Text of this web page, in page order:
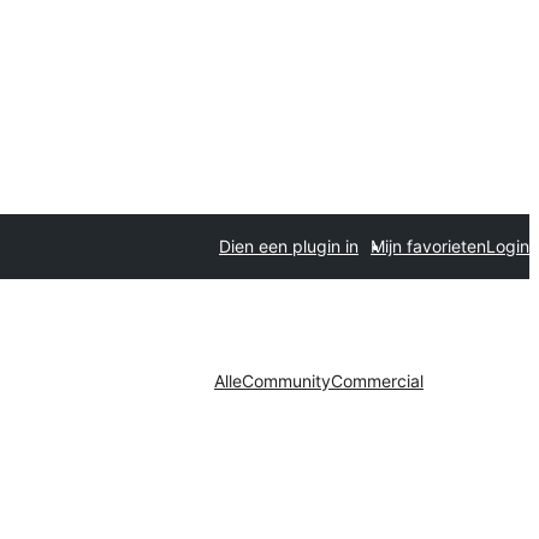
Dien een plugin in Mijn favorietenLogin
AlleCommunityCommercial